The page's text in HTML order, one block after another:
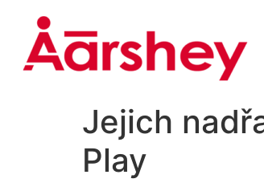
Jejich
Play